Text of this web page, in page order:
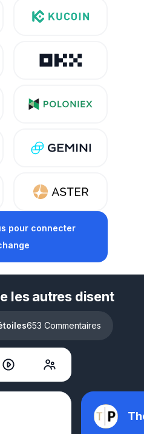
pour connecter
les autres disent
653 Commentaires